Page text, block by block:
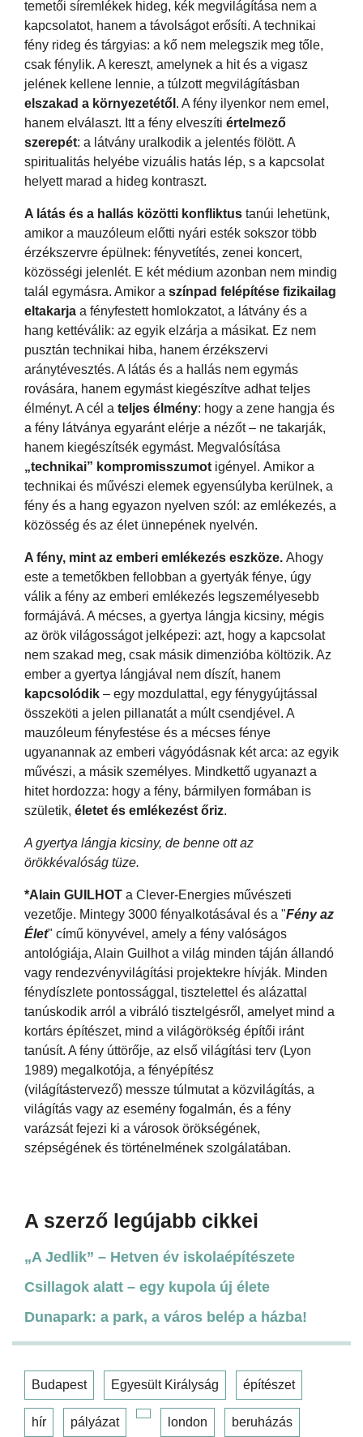
temetői síremlékek hideg, kék megvilágítása nem a
kapcsolatot, hanem a távolságot erősíti. A technikai
fény rideg és tárgyias: a kő nem melegszik meg tőle,
csak fénylik. A kereszt, amelynek a hit és a vigasz
jelének kellene lennie, a túlzott megvilágításban
elszakad a környezetétől . A fény ilyenkor nem emel,
hanem elválaszt. Itt a fény elveszíti értelmező
szerepét: a látvány uralkodik a jelentés fölött. A
spiritualitás helyébe vizuális hatás lép, s a kapcsolat
helyett marad a hideg kontraszt.
A látás és a hallás közötti konfliktus tanúi lehetünk,
amikor a mauzóleum előtti nyári esték sokszor több
érzékszervre épülnek: fényvetítés, zenei koncert,
közösségi jelenlét. E két médium azonban nem mindig
talál egymásra. Amikor a színpad felépítése fizikailag
eltakarja a fényfestett homlokzatot, a látvány és a
hang kettéválik: az egyik elzárja a másikat. Ez nem
pusztán technikai hiba, hanem érzékszervi
aránytévesztés. A látás és a hallás nem egymás
rovására, hanem egymást kiegészítve adhat teljes
élményt. A cél a teljes élmény: hogy a zene hangja és
a fény látványa egyaránt elérje a nézőt – ne takarják,
hanem kiegészítsék egymást. Megvalósítása
„technikai” kompromisszumot igényel. Amikor a
technikai és művészi elemek egyensúlyba kerülnek, a
fény és a hang egyazon nyelven szól: az emlékezés, a
közösség és az élet ünnepének nyelvén.
A fény, mint az emberi emlékezés eszköze. Ahogy
este a temetőkben fellobban a gyertyák fénye, úgy
válik a fény az emberi emlékezés legszemélyesebb
formájává. A mécses, a gyertya lángja kicsiny, mégis
az örök világosságot jelképezi: azt, hogy a kapcsolat
nem szakad meg, csak másik dimenzióba költözik. Az
ember a gyertya lángjával nem díszít, hanem
kapcsolódik – egy mozdulattal, egy fénygyújtással
összeköti a jelen pillanatát a múlt csendjével. A
mauzóleum fényfestése és a mécses fénye
ugyanannak az emberi vágyódásnak két arca: az egyik
művészi, a másik személyes. Mindkettő ugyanazt a
hitet hordozza: hogy a fény, bármilyen formában is
születik, életet és emlékezést őriz.
A gyertya lángja kicsiny, de benne ott az
örökkévalóság tüze.
*Alain GUILHOT a Clever-Energies művészeti
vezetője. Mintegy 3000 fényalkotásával és a "Fény az
Élet" című könyvével, amely a fény valóságos
antológiája, Alain Guilhot a világ minden táján állandó
vagy rendezvényvilágítási projektekre hívják. Minden
fénydíszlete pontossággal, tisztelettel és alázattal
tanúskodik arról a vibráló tisztelgésről, amelyet mind a
kortárs építészet, mind a világörökség építői iránt
tanúsít. A fény úttörője, az első világítási terv (Lyon
1989) megalkotója, a fényépítész
(világítástervező) messze túlmutat a közvilágítás, a
világítás vagy az esemény fogalmán, és a fény
varázsát fejezi ki a városok örökségének,
szépségének és történelmének szolgálatában.
A szerző legújabb cikkei
„A Jedlik” – Hetven év iskolaépítészete
Csillagok alatt – egy kupola új élete
Dunapark: a park, a város belép a házba!
Budapest Egyesült Királyság építészet
hír pályázat london beruházás